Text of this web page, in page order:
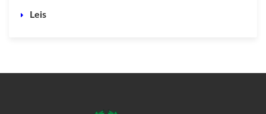
Leis